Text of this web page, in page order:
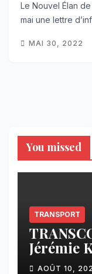
Le Nouvel Élan
mai une lettre
MAI 30, 2022
You missed
TRANSPORT
Jérémie
entre
AOÛT 10,